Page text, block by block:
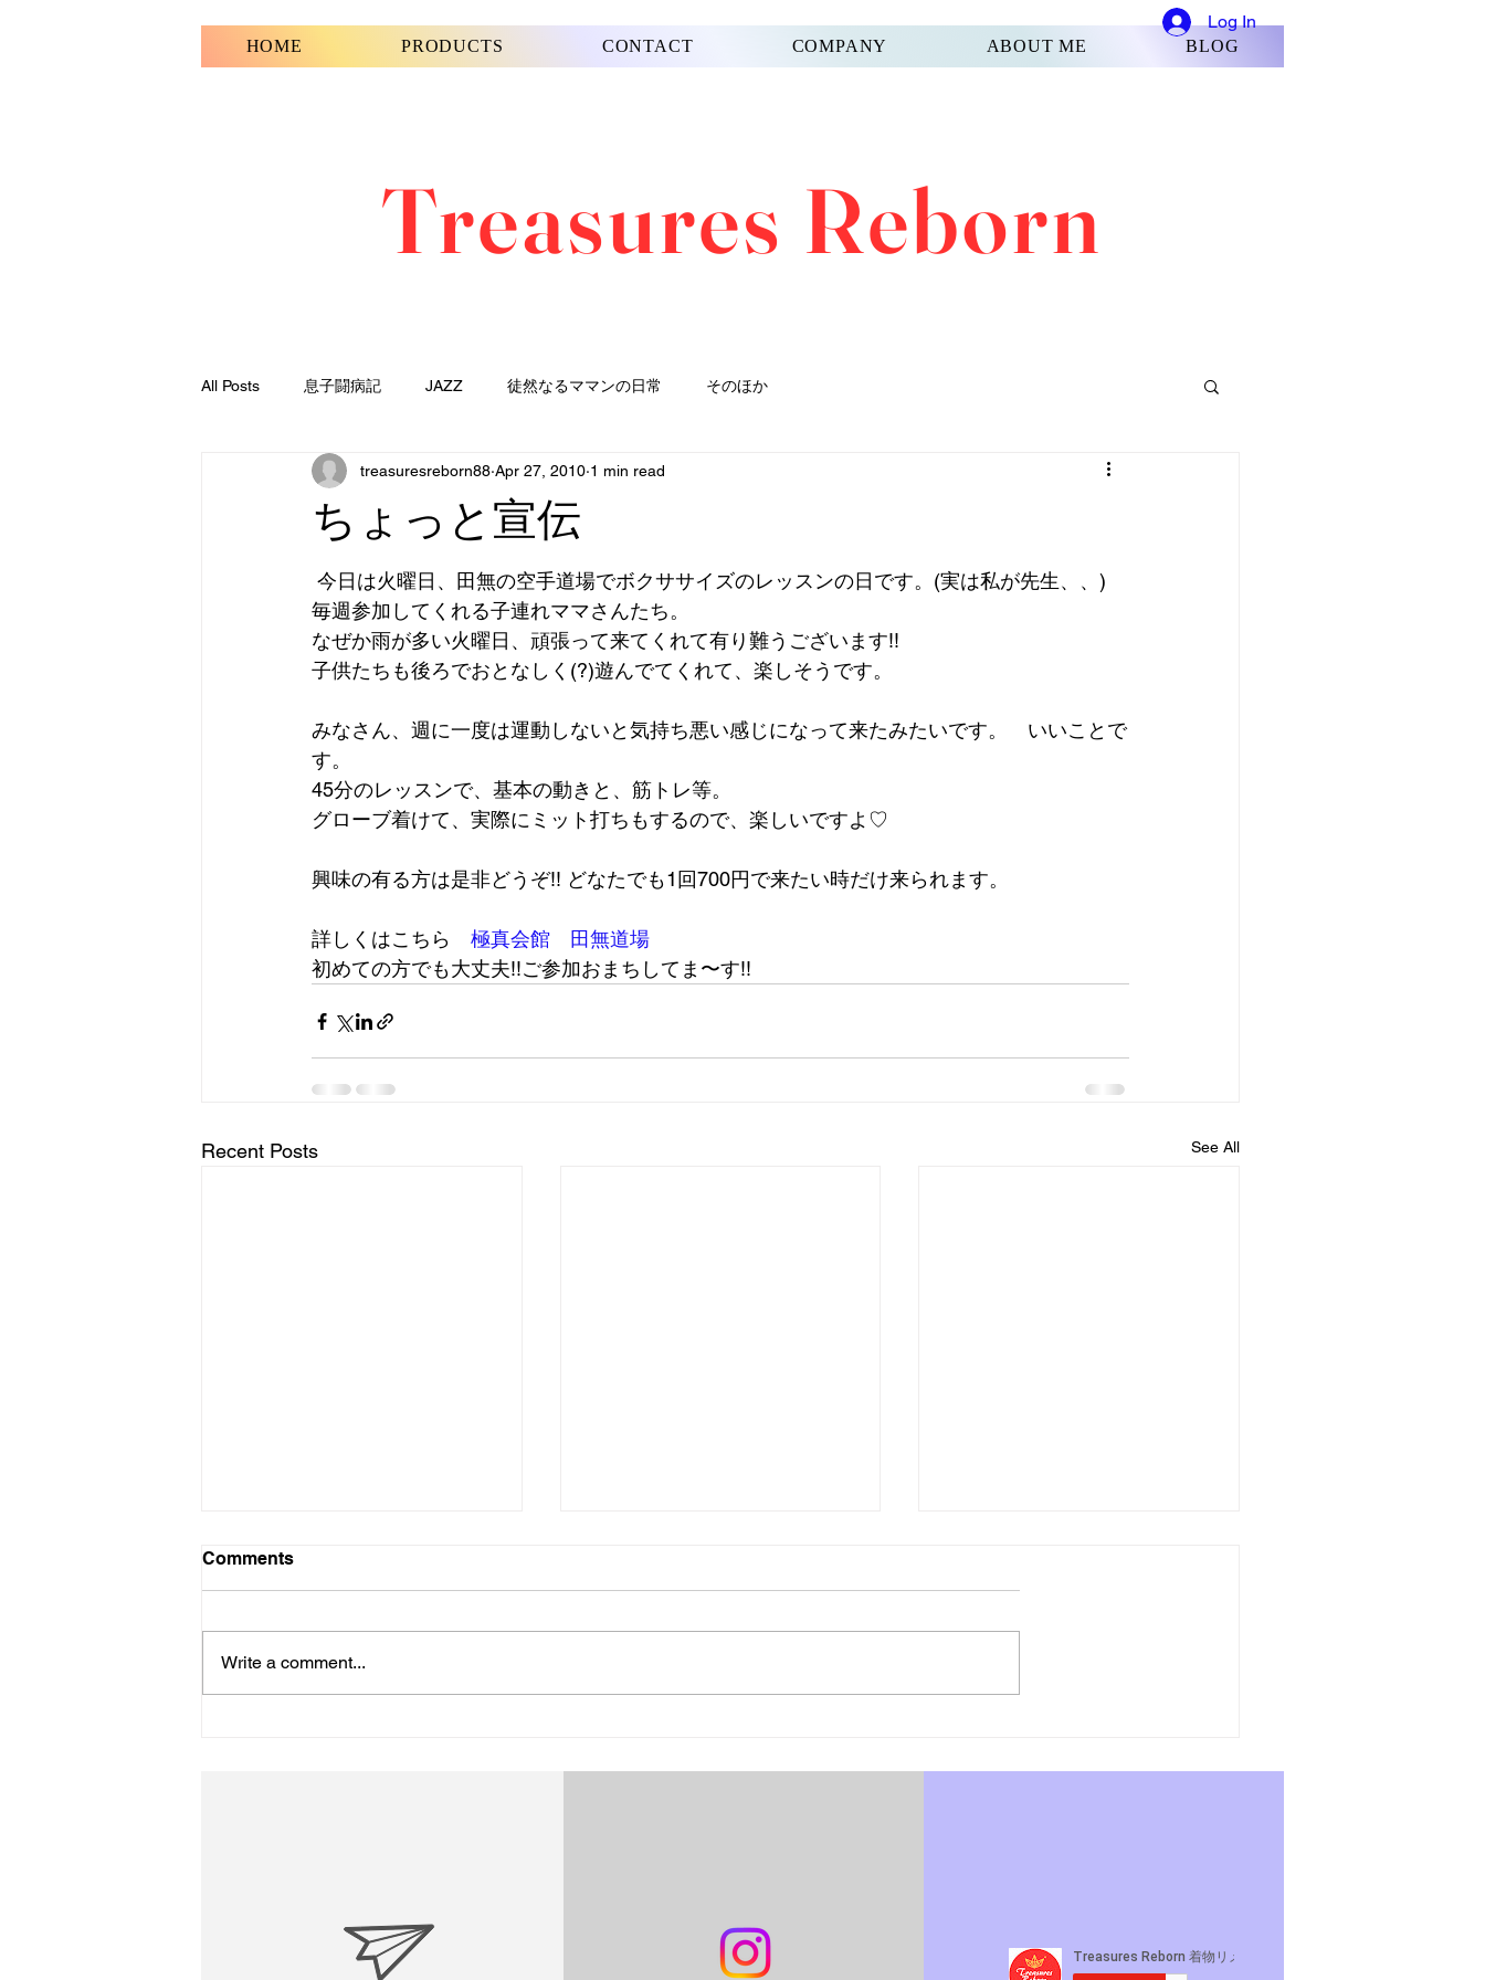
HOME PRODUCTS CONTACT COMPANY ABOUT ME BLOG
Treasures Reborn
Log In
All Posts 息子闘病記 JAZZ 徒然なるママンの日常 そのほか
ちょっと宣伝
treasuresreborn88 Apr 27, 2010 1 min read
今日は火曜日、田無の空手道場でボクササイズのレッスンの日です。(実は私が先生、、)
毎週参加してくれる子連れママさんたち。
なぜか雨が多い火曜日、頑張って来てくれて有り難うございます!!
子供たちも後ろでおとなしく(?)遊んでてくれて、楽しそうです。
みなさん、週に一度は運動しないと気持ち悪い感じになって来たみたいです。　いいことで
す。
45分のレッスンで、基本の動きと、筋トレ等。
グローブ着けて、実際にミット打ちもするので、楽しいですよ♡
興味の有る方は是非どうぞ!! どなたでも1回700円で来たい時だけ来られます。
詳しくはこちら 極真会館　田無道場
初めての方でも大丈夫!!ご参加おまちしてま〜す!!
Recent Posts See All
初詣
Comments
Write a comment...